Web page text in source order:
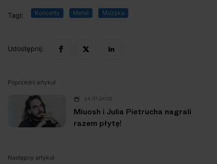
Tagi: Koncerty Metal Muzyka
Udostępnij:
Poprzedni artykuł
24.07.2025
Miuosh i Julia Pietrucha nagrali
razem płytę!
Następny artykuł